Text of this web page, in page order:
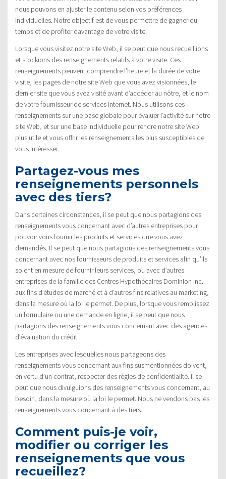
nous pouvons en ajuster le contenu selon vos préférences
individuelles. Notre objectif est de vous permettre de gagner du
temps et de profiter davantage de votre visite.
Lorsque vous visitez notre site Web, il se peut que nous recueillions
et stockions des renseignements relatifs à votre visite. Ces
renseignements peuvent comprendre l’heure et la durée de votre
visite, les pages de notre site Web que vous avez visionnées, le
dernier site que vous avez visité avant d’accéder au nôtre, et le nom
de votre fournisseur de services Internet. Nous utilisons ces
renseignements sur une base globale pour évaluer l’activité sur notre
site Web, et sur une base individuelle pour rendre notre site Web
plus utile et vous offrir les renseignements les plus susceptibles de
vous intéresser.
Partagez-vous mes
renseignements personnels
avec des tiers?
Dans certaines circonstances, il se peut que nous partagions des
renseignements vous concernant avec d’autres entreprises pour
pouvoir vous fournir les produits et services que vous avez
demandés. Il se peut que nous partagions des renseignements vous
concernant avec nos fournisseurs de produits et services afin qu’ils
soient en mesure de fournir leurs services, ou avec d’autres
entreprises de la famille des Centres Hypothécaires Dominion Inc.
aux fins d’études de marché et à d’autres fins relatives au marketing,
dans la mesure où la loi le permet. De plus, lorsque vous remplissez
un formulaire ou une demande en ligne, il se peut que nous
partagions des renseignements vous concernant avec des agences
d’évaluation du crédit.
Les entreprises avec lesquelles nous partageons des
renseignements vous concernant aux fins susmentionnées doivent,
en vertu d’un contrat, respecter des règles de confidentialité. Il se
peut que nous divulguions des renseignements vous concernant, au
besoin, dans la mesure où la loi le permet. Nous ne vendons pas les
renseignements vous concernant à des tiers.
Comment puis-je voir,
modifier ou corriger les
renseignements que vous
recueillez?